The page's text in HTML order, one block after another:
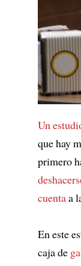
Un
que hay
primero
cuentaa
En este
caja de